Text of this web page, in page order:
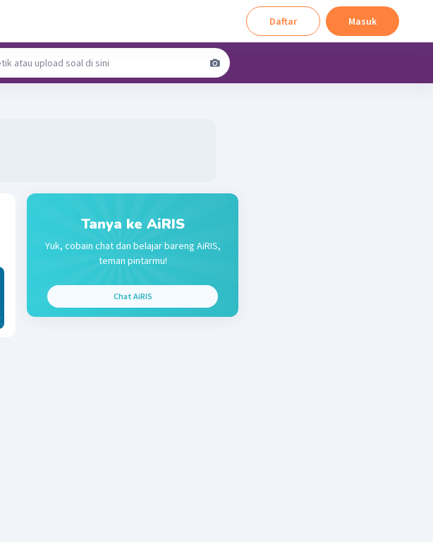
Daftar Masuk
Tanya ke AiRIS
Yuk, cobain chat dan belajar bareng AiRIS,
teman pintarmu!
Chat AiRIS